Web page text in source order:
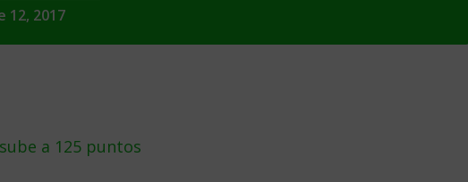
12, 2017
a 125 puntos